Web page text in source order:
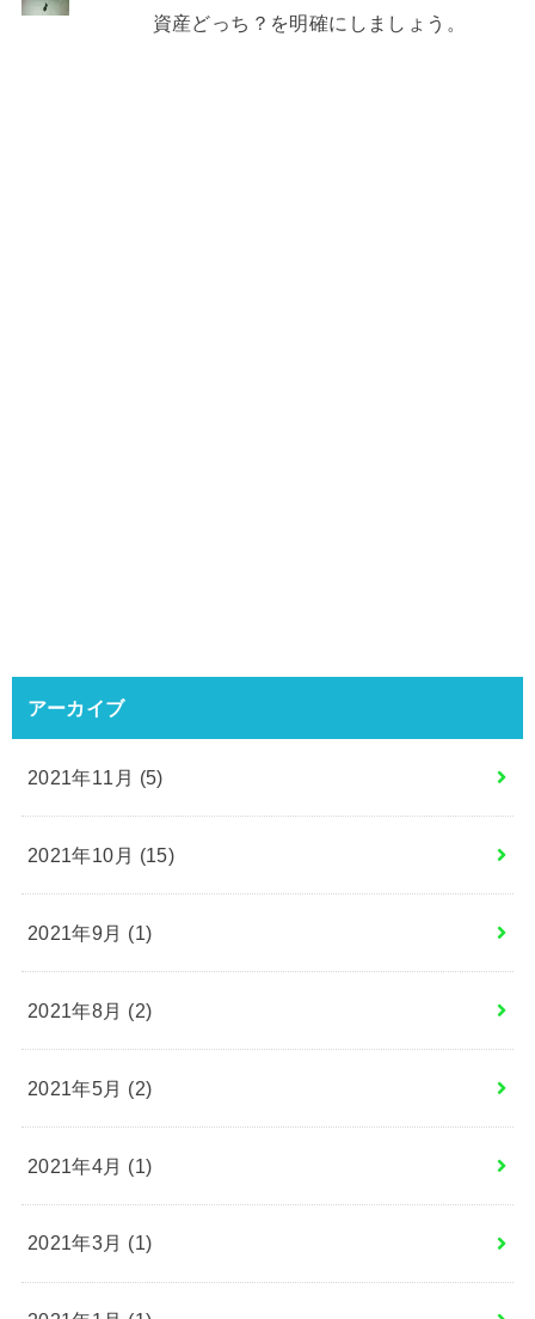
資産どっち？を明確にしましょう。
アーカイブ
2021年11月 (5)
2021年10月 (15)
2021年9月 (1)
2021年8月 (2)
2021年5月 (2)
2021年4月 (1)
2021年3月 (1)